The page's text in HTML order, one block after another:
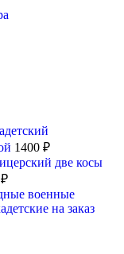
1400 ₽
две косы
₽
военные
на заказ